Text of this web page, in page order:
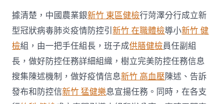
控
戰〉
中
據清楚，中國農業銀新竹 東區健檢行菏澤分行成立新
型冠狀病毒肺炎疫情防控引新竹 在職體檢導小新竹 健
檢組，由一把手任組長，班子成供膳健檢員任副組
長，做好防控任務詳細組織，樹立完美防控任務信息
搜集陳述機制，做好疫情信息新竹 高血壓陳述、告訴
發布和防控信新竹 猛健樂息宣揚任務。同時，在各支